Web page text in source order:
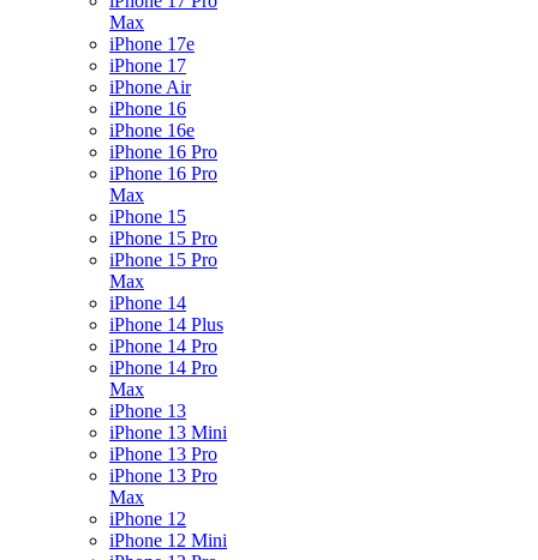
Max
iPhone 17e
iPhone 17
iPhone Air
iPhone 16
iPhone 16e
iPhone 16 Pro
iPhone 16 Pro
Max
iPhone 15
iPhone 15 Pro
iPhone 15 Pro
Max
iPhone 14
iPhone 14 Plus
iPhone 14 Pro
iPhone 14 Pro
Max
iPhone 13
iPhone 13 Mini
iPhone 13 Pro
iPhone 13 Pro
Max
iPhone 12
iPhone 12 Mini